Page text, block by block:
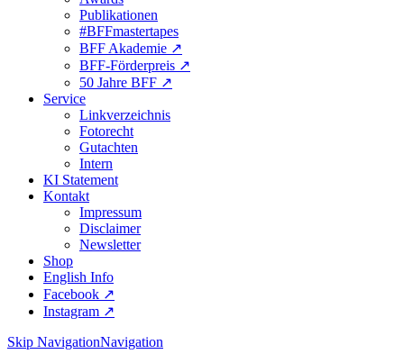
Publikationen
#BFFmastertapes
BFF Akademie ↗︎
BFF-Förderpreis ↗︎
50 Jahre BFF ↗︎
Service
Linkverzeichnis
Fotorecht
Gutachten
Intern
KI Statement
Kontakt
Impressum
Disclaimer
Newsletter
Shop
English Info
Facebook ↗︎
Instagram ↗︎
Skip NavigationNavigation